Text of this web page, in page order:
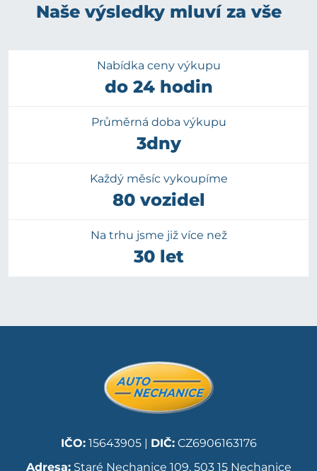
Naše výsledky mluví za vše
Nabídka ceny výkupu
do 24 hodin
Průměrná doba výkupu
3dny
Každý měsíc vykoupíme
80 vozidel
Na trhu jsme již více než
30 let
IČO:15643905 | DIČ:CZ6906163176
Adresa:Staré Nechanice 109, 503 15 Nechanice